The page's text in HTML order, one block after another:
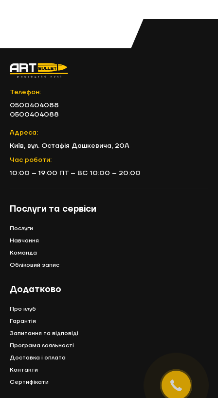
Телефон:
0500404088
0500404088
Адреса:
Київ, вул. Остафія Дашкевича, 20А
Час роботи:
10:00 – 19:00 ПТ – ВС 10:00 – 20:00
Послуги та сервіси
Послуги
Навчання
Команда
Обліковий запис
Додатково
Про клуб
Гарантія
Запитання та відповіді
Програма лояльності
Доставка і оплата
Контакти
Сертифікати